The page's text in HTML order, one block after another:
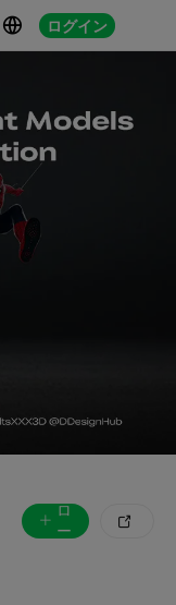
 ログイン
ロ
ー
